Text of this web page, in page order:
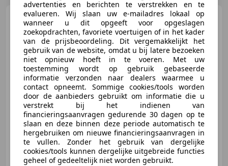
Volkswagen Golf
Variant 1.5 TSI Highline
Business R - Carplay, Camera,
PDC
€ 17.845
08/2020 88.551 km Benzine
110 kW (150 PK)
advertenties en berichten te verstrekken en te
evalueren. Wij slaan uw e-mailadres lokaal op
wanneer u dit opgeeft voor opgeslagen
zoekopdrachten, favoriete voertuigen of in het kader
van de prijsbeoordeling. Dit vergemakkelijkt het
gebruik van de website, omdat u bij latere bezoeken
niet opnieuw hoeft in te voeren. Met uw
toestemming wordt op gebruik gebaseerde
informatie verzonden naar dealers waarmee u
contact opneemt. Sommige cookies/tools worden
door de aanbieders gebruikt om informatie die u
verstrekt bij het indienen van
financieringsaanvragen gedurende 30 dagen op te
slaan en deze binnen deze periode automatisch te
hergebruiken om nieuwe financieringsaanvragen in
te vullen. Zonder het gebruik van dergelijke
cookies/tools kunnen dergelijke uitgebreide functies
geheel of gedeeltelijk niet worden gebruikt.